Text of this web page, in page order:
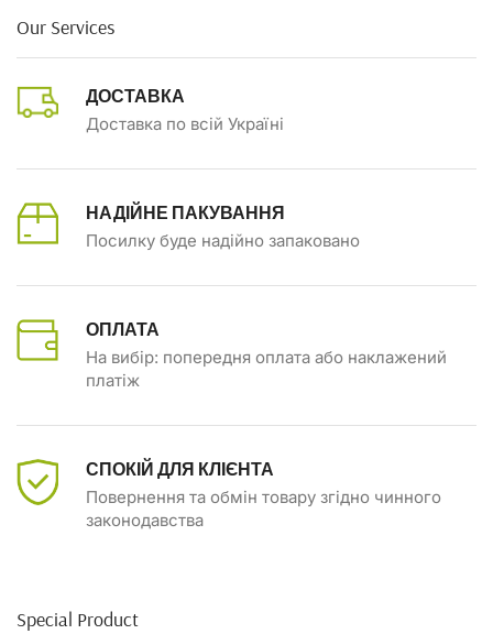
Our Services
ДОСТАВКА
Доставка по всій Україні
НАДІЙНЕ ПАКУВАННЯ
Посилку буде надійно запаковано
ОПЛАТА
На вибір: попередня оплата або наклажений
платіж
СПОКІЙ ДЛЯ КЛІЄНТА
Повернення та обмін товару згідно чинного
законодавства
Special Product